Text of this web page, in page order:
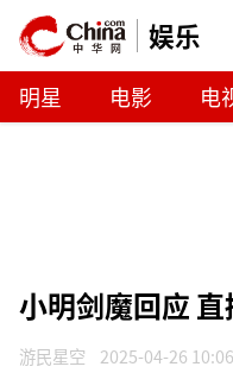
娱乐
明星 电影 电
小明剑魔回应
游民星空 2025-04-26